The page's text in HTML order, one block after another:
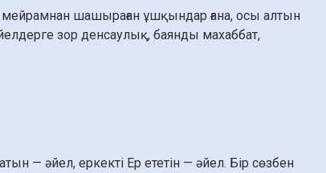
шашыраған ұшқындар ғана, осы алтын
зор денсаулық, баянды махаббат,
— әйел, еркекті Ер ететін — әйел. Бір сөзбен